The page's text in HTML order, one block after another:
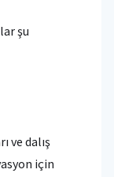
şu
ve dalış
için